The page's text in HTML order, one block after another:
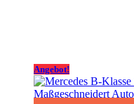
Angebot!